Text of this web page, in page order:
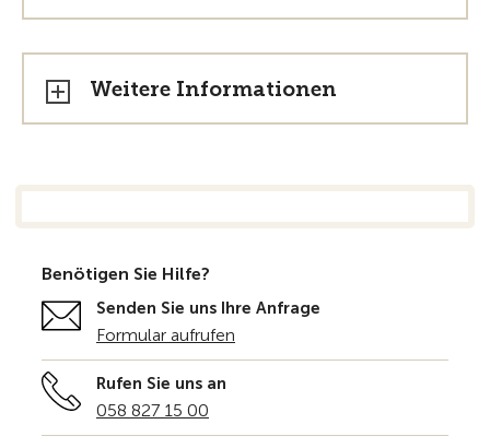
Weitere Informationen
Benötigen Sie Hilfe?
Senden Sie uns Ihre Anfrage
Formular aufrufen
Rufen Sie uns an
058 827 15 00